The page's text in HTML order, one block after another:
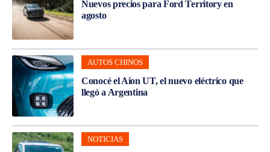
Nuevos precios para Ford Territory en
agosto
AUTOS CHINOS
Conocé el Aion UT, el nuevo eléctrico que
llegó a Argentina
NOTICIAS